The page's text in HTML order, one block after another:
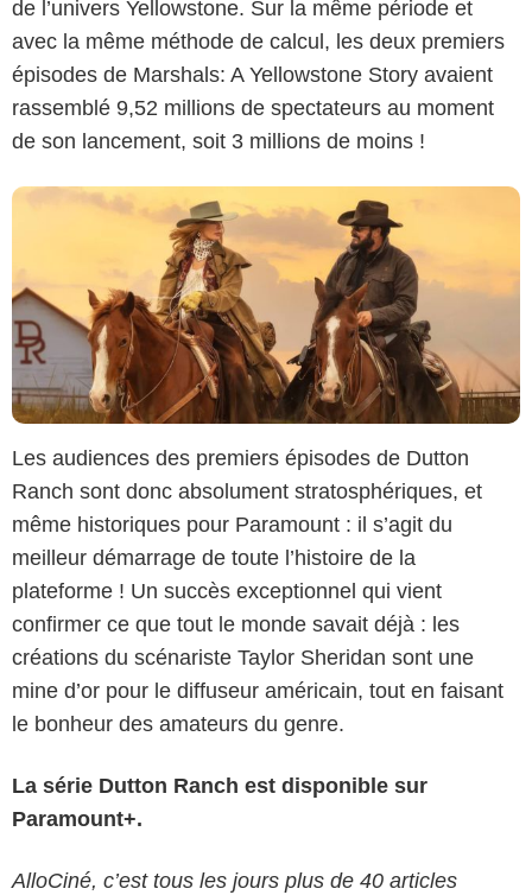
de l’univers Yellowstone. Sur la même période et
avec la même méthode de calcul, les deux premiers
épisodes de Marshals: A Yellowstone Story avaient
rassemblé 9,52 millions de spectateurs au moment
de son lancement, soit 3 millions de moins !
Les audiences des premiers épisodes de Dutton
Ranch sont donc absolument stratosphériques, et
même historiques pour Paramount : il s’agit du
meilleur démarrage de toute l’histoire de la
plateforme ! Un succès exceptionnel qui vient
confirmer ce que tout le monde savait déjà : les
créations du scénariste Taylor Sheridan sont une
mine d’or pour le diffuseur américain, tout en faisant
le bonheur des amateurs du genre.
La série Dutton Ranch est disponible sur
Paramount+.
AlloCiné, c’est tous les jours plus de 40 articles